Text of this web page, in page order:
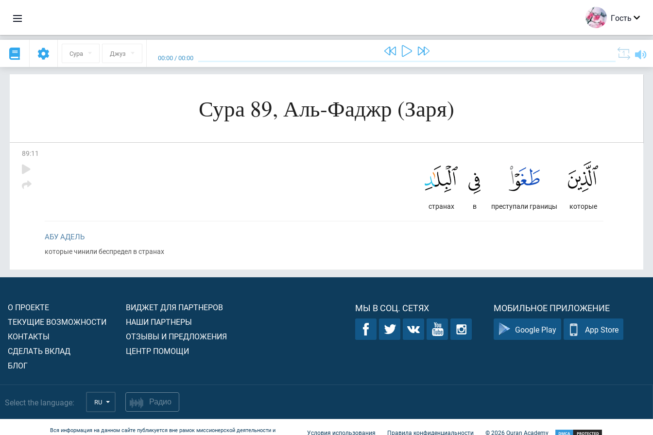
Гость
Сура Джуз 00:00 /00:00
Сура 89, Аль-Фаджр (Заря)
89:11
которые
преступали границы
в
странах
АБУ АДЕЛЬ
которые чинили беспредел в странах
О ПРОЕКТЕ
ТЕКУЩИЕ ВОЗМОЖНОСТИ
КОНТАКТЫ
СДЕЛАТЬ ВКЛАД
БЛОГ
ВИДЖЕТ ДЛЯ ПАРТНЕРОВ
НАШИ ПАРТНЕРЫ
ОТЗЫВЫ И ПРЕДЛОЖЕНИЯ
ЦЕНТР ПОМОЩИ
МЫ В СОЦ. СЕТЯХ МОБИЛЬНОЕ ПРИЛОЖЕНИЕ
Google Play App Store
Select the language: RU Радио
Вся информация на данном сайте публикуется вне рамок миссионерской деятельности и
Условия использования Правила конфиденциальности ©2026Quran Academy